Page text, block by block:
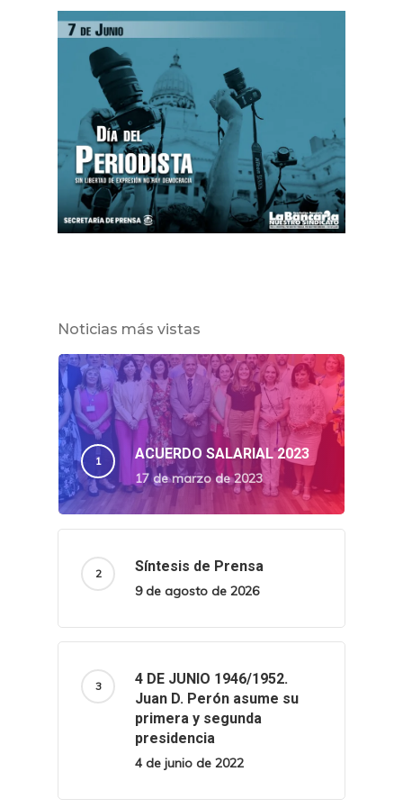
Noticias más vistas
ACUERDO SALARIAL 2023
17 de marzo de 2023
Síntesis de Prensa
9 de agosto de 2026
4 DE JUNIO 1946/1952.
Juan D. Perón asume su
primera y segunda
presidencia
4 de junio de 2022